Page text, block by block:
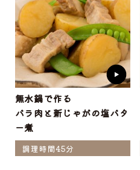
無水鍋で作る
バラ肉と新じゃがの塩バタ
ー煮
調理時間45分